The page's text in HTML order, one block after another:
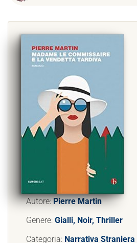
Autore:Pierre Martin
Genere: Gialli, Noir, Thriller
Categoria: Narrativa Straniera